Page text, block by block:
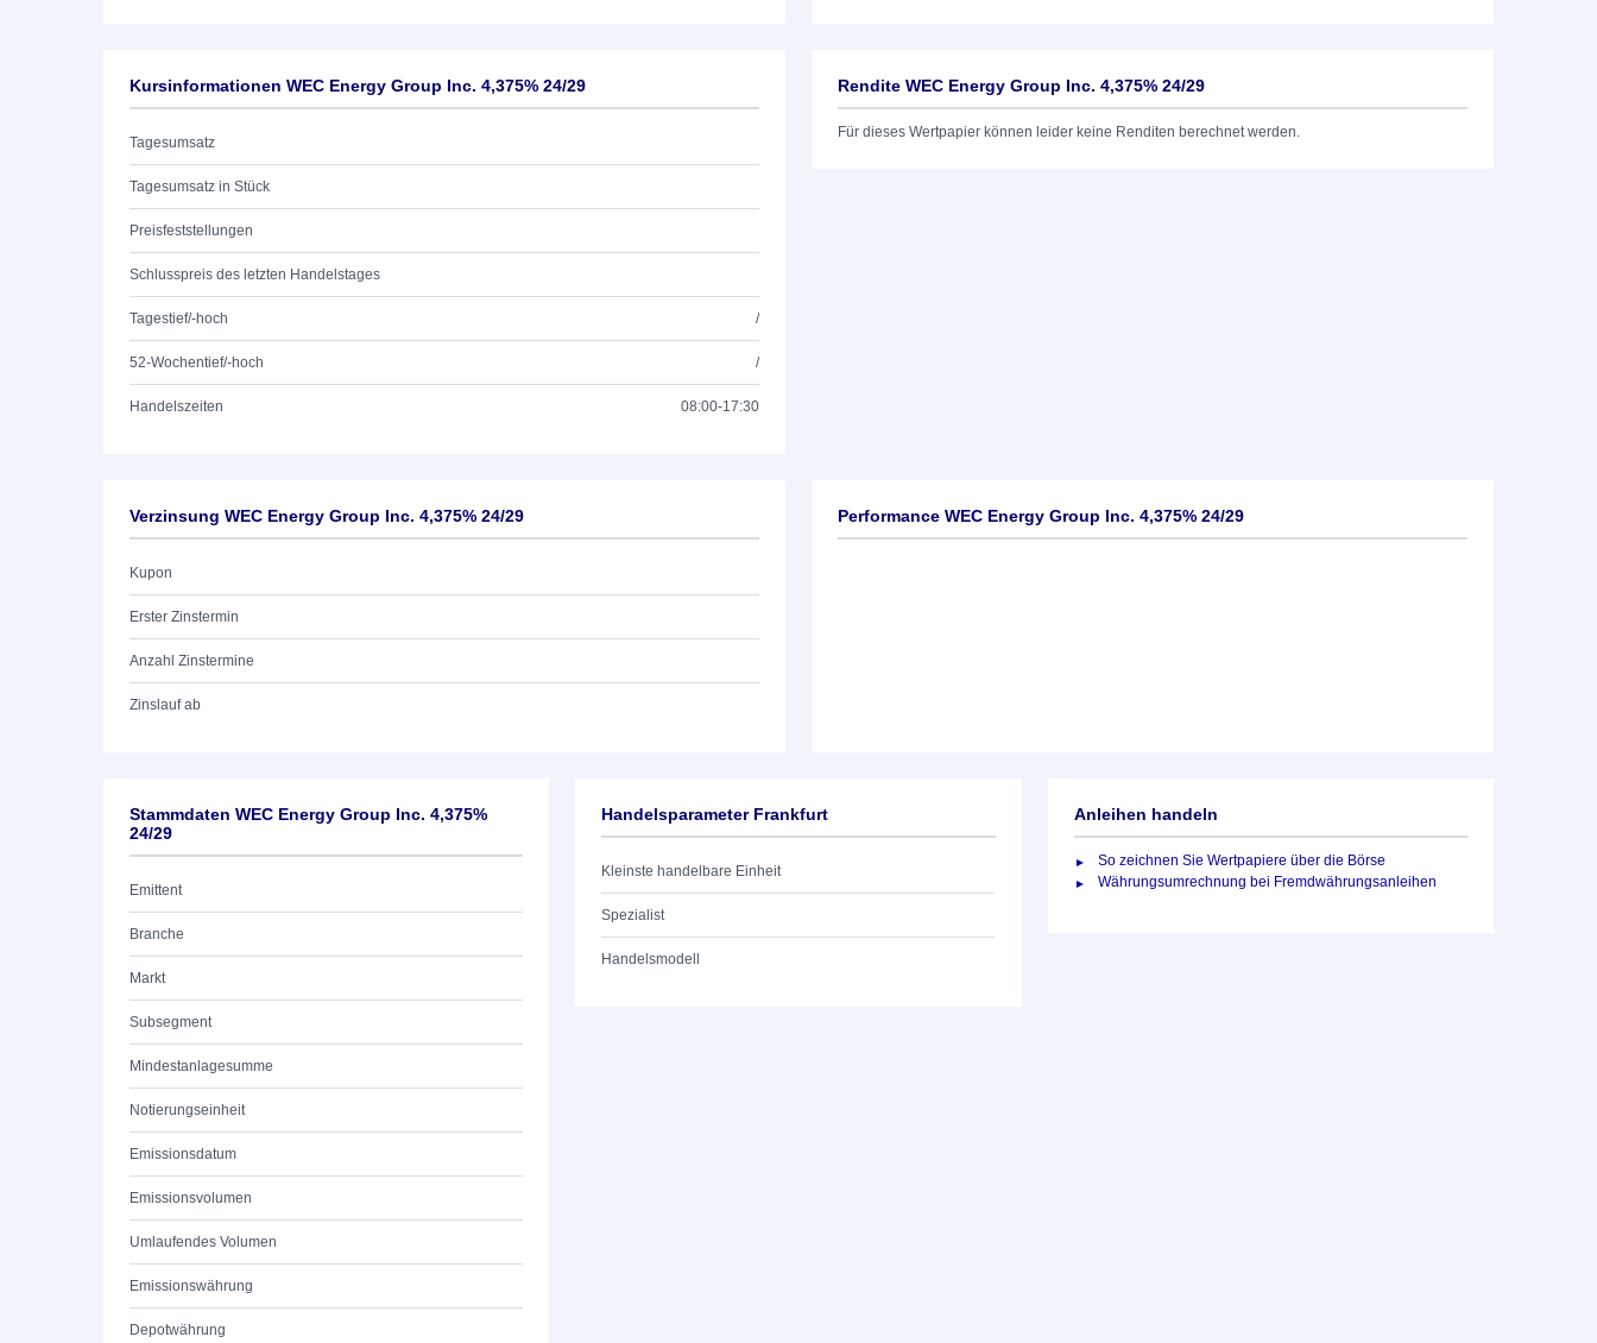
Kursinformationen WEC Energy Group Inc. 4,375% 24/29
Tagesumsatz
Tagesumsatz in Stück
Preisfeststellungen
Schlusspreis des letzten Handelstages
Tagestief/-hoch /
52-Wochentief/-hoch /
Handelszeiten 08:00-17:30
Rendite WEC Energy Group Inc. 4,375% 24/29
Für dieses Wertpapier können leider keine Renditen berechnet werden.
Verzinsung WEC Energy Group Inc. 4,375% 24/29
Kupon
Erster Zinstermin
Anzahl Zinstermine
Zinslauf ab
Performance WEC Energy Group Inc. 4,375% 24/29
Stammdaten WEC Energy Group Inc. 4,375%
24/29
Emittent
Branche
Markt
Subsegment
Mindestanlagesumme
Notierungseinheit
Emissionsdatum
Emissionsvolumen
Umlaufendes Volumen
Emissionswährung
Depotwährung
Handelsparameter Frankfurt
Kleinste handelbare Einheit
Spezialist
Handelsmodell
Anleihen handeln
So zeichnen Sie Wertpapiere über die Börse
Währungsumrechnung bei Fremdwährungsanleihen